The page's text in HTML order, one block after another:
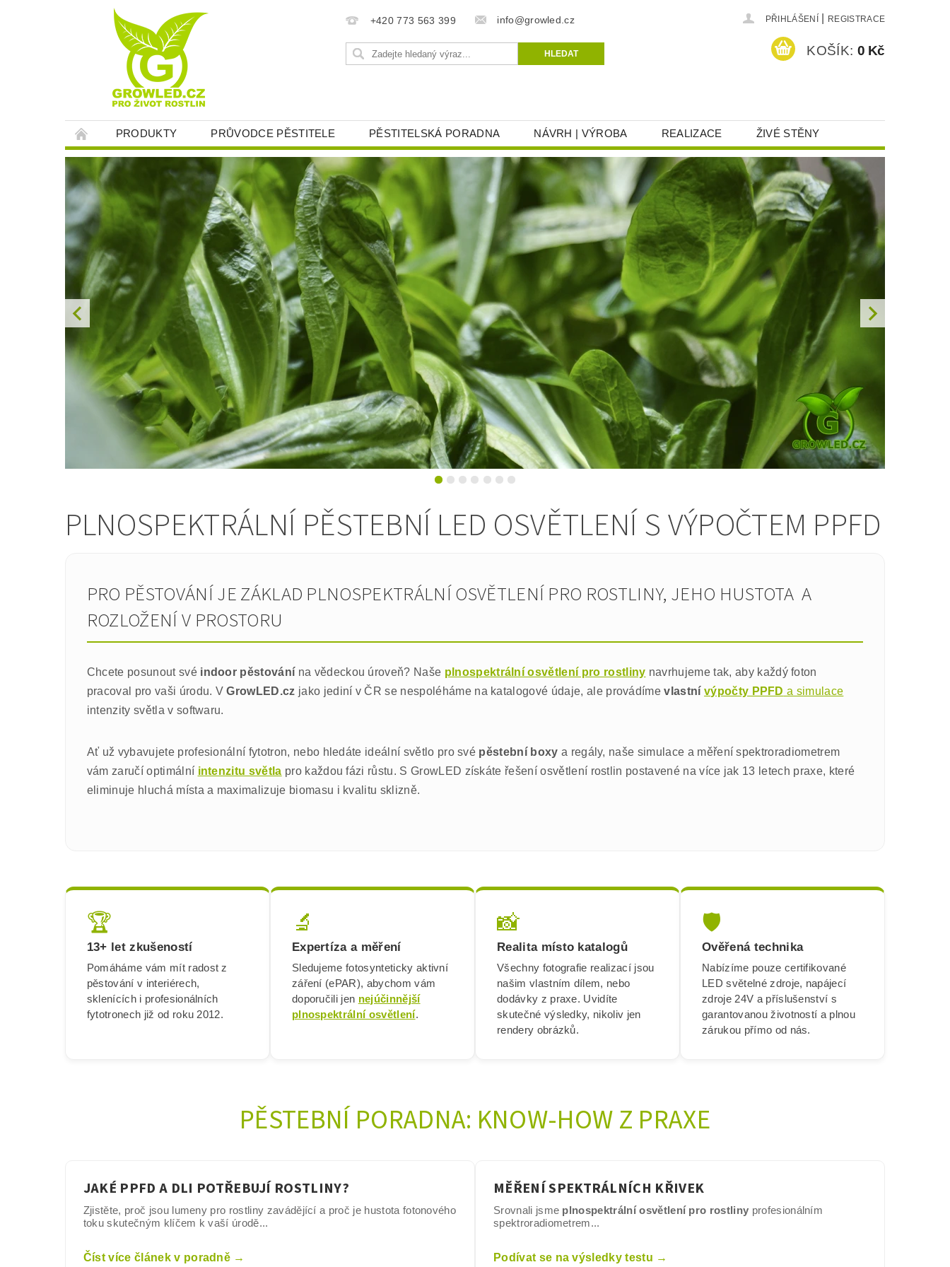
+420 773 563 399 info@growled.cz PŘIHLÁŠENÍ REGISTRACE
KOŠÍK: 0 Kč
PRODUKTY PRŮVODCE PĚSTITELE PĚSTITELSKÁ PORADNA NÁVRH | VÝROBA REALIZACE ŽIVÉ STĚNY
O NÁS KONTAKT JAK NAKUPOVAT REKLAMACE OBCHODNÍ PODMÍNKY OCHRANA OSOBNÍCH ÚDAJŮ (GDPR)
PLNOSPEKTRÁLNÍ PĚSTEBNÍ LED OSVĚTLENÍ S VÝPOČTEM PPFD
PRO PĚSTOVÁNÍ JE ZÁKLAD PLNOSPEKTRÁLNÍ OSVĚTLENÍ PRO ROSTLINY, JEHO HUSTOTA A
ROZLOŽENÍ V PROSTORU
Chcete posunout své indoor pěstování na vědeckou úroveň? Naše plnospektrální osvětlení pro rostliny navrhujeme tak, aby každý foton
pracoval pro vaši úrodu. VGrowLED.cz jako jediní v ČR se nespoléháme na katalogové údaje, ale provádímevlastní výpočty PPFD a simulace
intenzity světla v softwaru.
Ať už vybavujete profesionální fytotron, nebo hledáte ideální světlo pro své pěstební boxy a regály, naše simulace a měření spektroradiometrem
vám zaručí optimální intenzitu světla pro každou fázi růstu. S GrowLED získáte řešení osvětlení rostlin postavené na více jak 13 letech praxe, které
eliminuje hluchá místa a maximalizuje biomasu i kvalitu sklizně.
🏆
13+ let zkušeností
Pomáháme vám mít radost z
pěstování v interiérech,
sklenících i profesionálních
fytotronech již od roku 2012.
🔬
Expertíza a měření
Sledujeme fotosynteticky aktivní
záření (ePAR), abychom vám
doporučili jen nejúčinnější
plnospektrální osvětlení.
📸
Realita místo katalogů
Všechny fotografie realizací jsou
našim vlastním dílem, nebo
dodávky z praxe. Uvidíte
skutečné výsledky, nikoliv jen
rendery obrázků.
🛡️
Ověřená technika
Nabízíme pouze certifikované
LED světelné zdroje, napájecí
zdroje 24V a příslušenství s
garantovanou životností a plnou
zárukou přímo od nás.
PĚSTEBNÍ PORADNA: KNOW-HOW Z PRAXE
JAKÉ PPFD A DLI POTŘEBUJÍ ROSTLINY?
Zjistěte, proč jsou lumeny pro rostliny zavádějící a proč je hustota fotonového
toku skutečným klíčem k vaší úrodě...
Číst více článek v poradně →
MĚŘENÍ SPEKTRÁLNÍCH KŘIVEK
Srovnali jsme plnospektrální osvětlení pro rostliny profesionálním
spektroradiometrem...
Podívat se na výsledky testu →